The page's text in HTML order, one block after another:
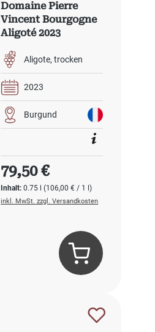
Domaine Pierre
Vincent Bourgogne
Aligoté 2023
Aligote trocken
2023
Burgund
Inhalt:0.75 l(106,00 € / 1 l)
Regulärer Preis:
79,50 €
inkl. MwSt. zzgl. Versandkosten